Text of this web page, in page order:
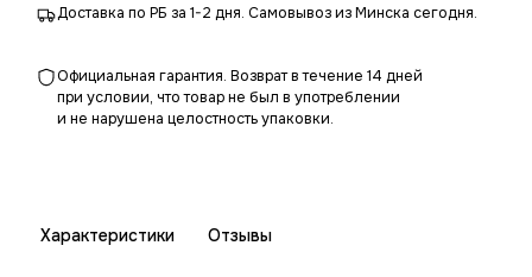
Доставка по РБ за 1-2 дня. Самовывоз из Минска сегодня.
Официальная гарантия. Возврат в течение 14 дней
при условии, что товар не был в употреблении
и не нарушена целостность упаковки.
Характеристики Отзывы